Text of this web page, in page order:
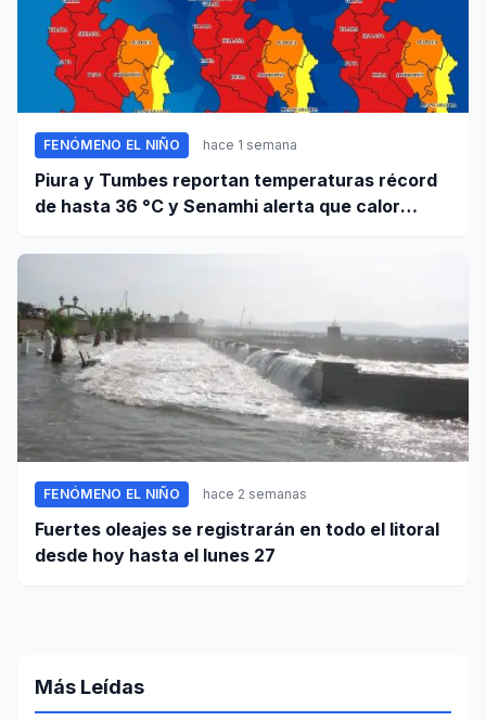
FENÓMENO EL NIÑO hace 1 semana
Piura y Tumbes reportan temperaturas récord
de hasta 36 °C y Senamhi alerta que calor
FENÓMENO EL NIÑO hace 2 semanas
Fuertes oleajes se registrarán en todo el litoral
desde hoy hasta el lunes 27
Más Leídas